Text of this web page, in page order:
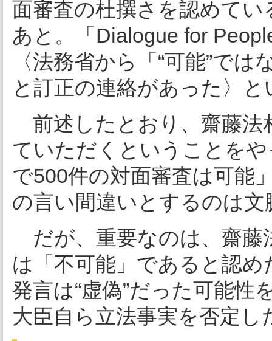
面審査の杜撰さを認めて
あと。「Dialogue for
〈法務省から「“可能”で
と訂正の連絡があった〉
前述したとおり、齋藤法
ていただくということを
で500件の対面審査は可能
の言い間違いとするのは
だが、重要なのは、齋藤
は「不可能」であると認
発言は“虚偽”だった可能性
大臣自ら立法事実を否定